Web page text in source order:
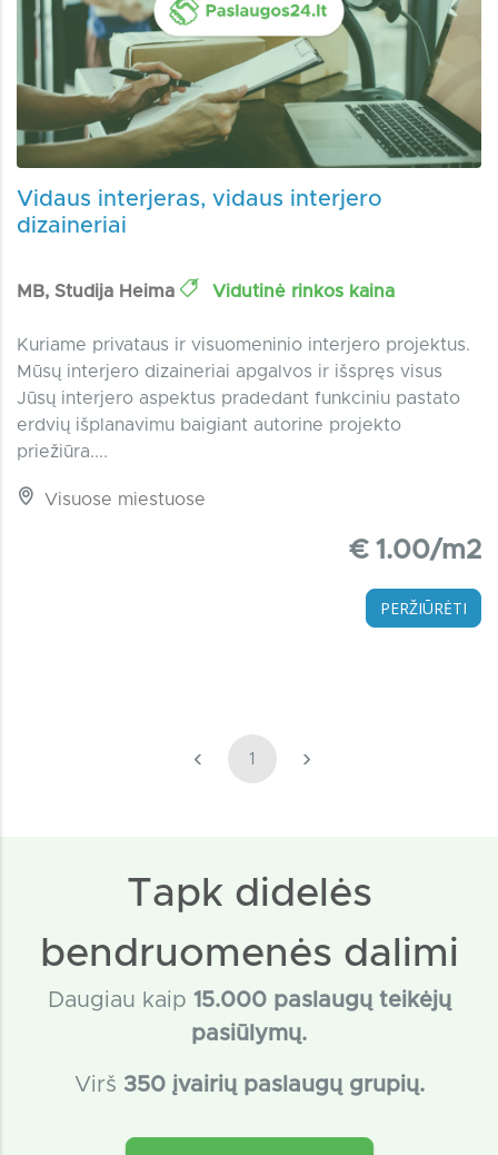
Vidaus interjeras, vidaus interjero
dizaineriai
MB, Studija Heima Vidutinė rinkos kaina
Kuriame privataus ir visuomeninio interjero projektus.
Mūsų interjero dizaineriai apgalvos ir išspręs visus
Jūsų interjero aspektus pradedant funkciniu pastato
erdvių išplanavimu baigiant autorine projekto
priežiūra....
Visuose miestuose
€ 1.00/m2
PERŽIŪRĖTI
‹ 1 ›
Tapk didelės
bendruomenės dalimi
Daugiau kaip 15.000 paslaugų teikėjų
pasiūlymų.
Virš 350 įvairių paslaugų grupių.